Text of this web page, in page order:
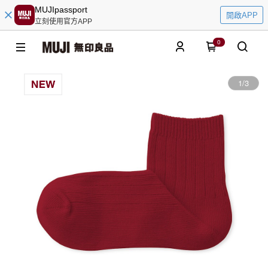
MUJIpassport
立刻使用官方APP
開啟APP
0
1/3